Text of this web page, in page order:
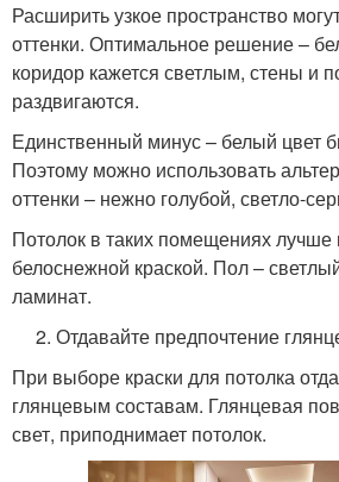
Расширить узкое пространство
оттенки. Оптимальное решение –
коридор кажется светлым, стены и
раздвигаются.
Единственный минус – белый цвет
Поэтому можно использовать
оттенки – нежно голубой, светло-
Потолок в таких помещениях лучше
белоснежной краской. Пол –
ламинат.
2. Отдавайте предпочтение
При выборе краски для потолка
глянцевым составам. Глянцевая
свет, приподнимает потолок.